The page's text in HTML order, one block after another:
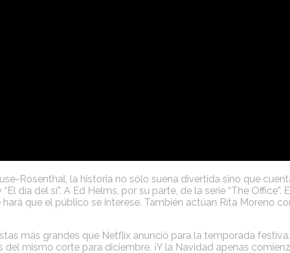
Rosenthal, la historia no sólo suena divertida sino que
día del sí”. A Ed Helms, por su parte, de la serie “The
hará que el público se interese. También actúan Rita Moreno
más grandes que Netflix anunció para la temporada
mismo corte para diciembre. ¡Y la Navidad apenas